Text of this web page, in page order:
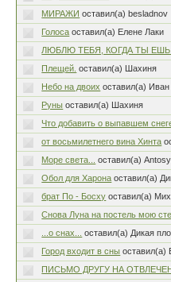
МИРАЖИ оставил(а) besladnov
Голоса оставил(а) Елене Лаки
ЛЮБЛЮ ТЕБЯ, КОГДА ТЫ
Плещей. оставил(а) Шахиня
Небо на двоих оставил(а)
Руны оставил(а) Шахиня
Что добавить о выпавшем
от восьмилетнего вина Хинта
Море света...
оставил(а)
Обол для Харона оставил(а)
брат По - Босху оставил(а)
Снова Луна на постель мою
...о снах...
оставил(а) Дикая
Город входит в сны оставил(а)
ПИСЬМО ДРУГУ НА